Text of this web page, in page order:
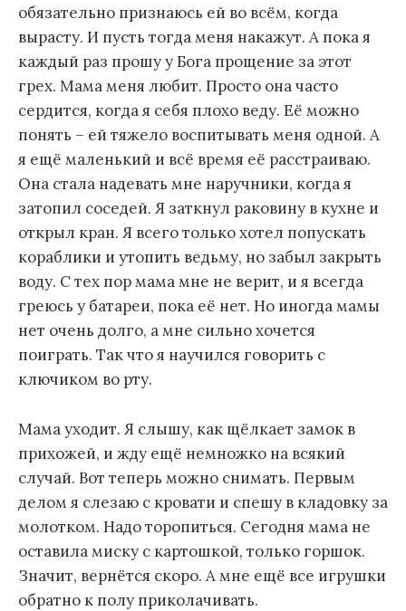
обязательно признаюсь ей во всём, когда
вырасту. И пусть тогда меня накажут. А пока я
каждый раз прошу у Бога прощение за этот
грех. Мама меня любит. Просто она часто
сердится, когда я себя плохо веду. Её можно
понять – ей тяжело воспитывать меня одной. А
я ещё маленький и всё время её расстраиваю.
Она стала надевать мне наручники, когда я
затопил соседей. Я заткнул раковину в кухне и
открыл кран. Я всего только хотел попускать
кораблики и утопить ведьму, но забыл закрыть
воду. С тех пор мама мне не верит, и я всегда
греюсь у батареи, пока её нет. Но иногда мамы
нет очень долго, а мне сильно хочется
поиграть. Так что я научился говорить с
ключиком во рту.
Мама уходит. Я слышу, как щёлкает замок в
прихожей, и жду ещё немножко на всякий
случай. Вот теперь можно снимать. Первым
делом я слезаю с кровати и спешу в кладовку за
молотком. Надо торопиться. Сегодня мама не
оставила миску с картошкой, только горшок.
Значит, вернётся скоро. А мне ещё все игрушки
обратно к полу приколачивать.